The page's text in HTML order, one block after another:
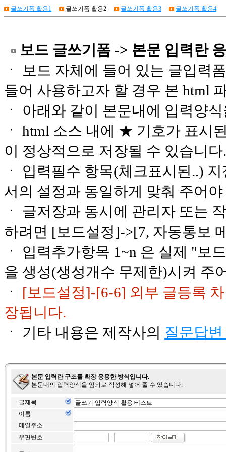
글쓰기폼 활용1 글쓰기폼 활용2 글쓰기폼 활용3 글쓰기폼 활용4
보드 글쓰기폼 -> 본문 입력란
ㆍ 보드 자체에 들어 있는 글입력
들어 사용하고자 할 경우 본 html
ㆍ 아래와 같이 본문내에 입력양
ㆍ html 소스 내에 ★ 기호가 표시
이 정상적으로 저장될 수 있습니다.
ㆍ 입력필수 항목(체크표시된..)
서의 설정과 동일하게 맞춰 주어
ㆍ 글저장과 동시에 관리자 또는
하려면 [보드설정]->[7, 자동통보
ㆍ 입력추가항목 1~n 은 실제 "보
을 생성(생성개수 무제한)시켜 주
ㆍ [보드설정]-[6-6] 외부 글등록
장됩니다.
ㆍ 기타 내용은 제작사의 질문답
본문 입력란 구조를 확장 응용한 방식입니다.
본문내의 입력양식을 임의로 작성해 넣어 줄 수 있습니다.
글제목
이름
메일주소
우편변호
-